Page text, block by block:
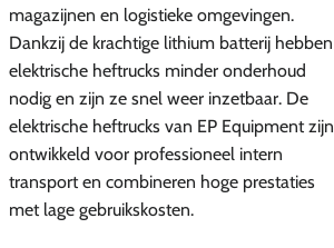
magazijnen en logistieke omgevingen.
Dankzij de krachtige lithium batterij hebben
elektrische heftrucks minder onderhoud
nodig en zijn ze snel weer inzetbaar. De
elektrische heftrucks van EP Equipment zijn
ontwikkeld voor professioneel intern
transport en combineren hoge prestaties
met lage gebruikskosten.